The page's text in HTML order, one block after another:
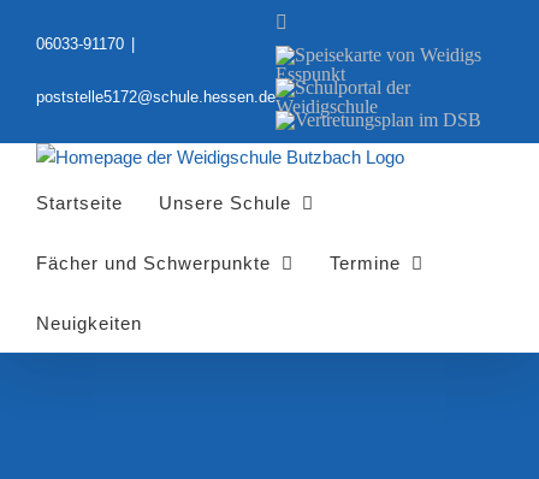
Inhalt06033-91170
poststelle5172@schule.hessen.de
Speisekarte
von
Weidigs
Esspunkt
Schulportal
der
Weidigschule
Vertretungsplan
DSB
Startseite Unsere Schule
Fächer und Schwerpunkte Termine
Neuigkeiten